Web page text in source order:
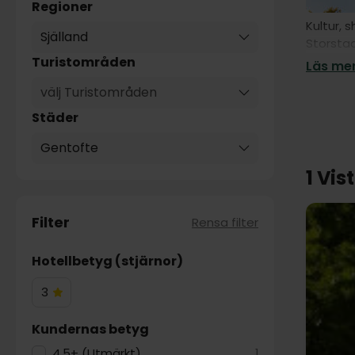
Regioner
Själland
Turistområden
välj Turistområden
Städer
Gentofte
Filter Rensa filter
Hotellbetyg (stjärnor)
3
3
Kundernas betyg
Kultur,
Boka
Läs
1